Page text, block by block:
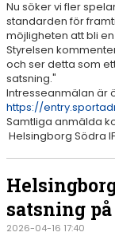
Nu söker vi fler
standarden för
möjligheten att bli
Styrelsen
och ser detta som
satsning."
Intresseanmälan är
https://
Samtliga anmälda
Helsingborg Södra IF
satsning
2026-04-16 17:40